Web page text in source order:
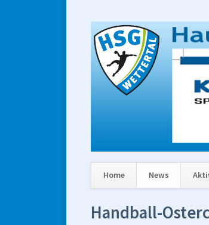
Home News
überspringen
Handball-